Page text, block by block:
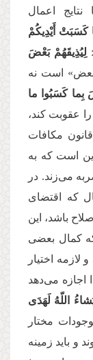
اعمال
كَسَبَتْ أَیْدِیكُمْ
لِیُذِیقَهُمْ بَعْضَ
است نه
بِما كَسَبُوا ما
عقوبت كند،
مكافات
است كه به
می‌زند. در
که اقتضای
باشد، این
كه كمال بعضی
لازمه اختیار
اجازه می‌دهد
اللّهُ لَهَدَی
مختار
و باید زمینه